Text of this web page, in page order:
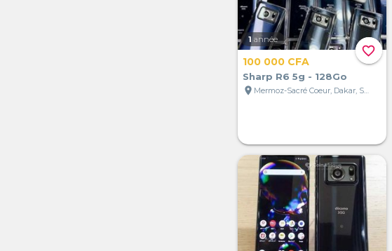
favorite_border
1 année
100 000 CFA
Sharp R6 5g - 128Go
location_on
Mermoz-Sacré Coeur, Dakar, Sénégal